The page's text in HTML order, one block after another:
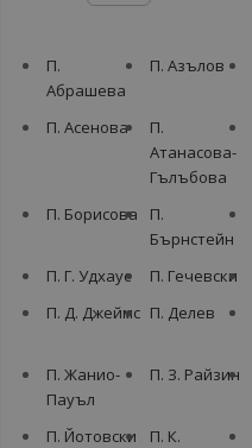
П.
Абрашева
П. Азълов
П. Асенова
П.
Атанасова-
Гълъбова
П. Борисова
П.
Бърнстейн
П. Г. Удхаус П. Гечевски
П. Д. Джеймс П. Делев
П. Жанио-
Пауъл
П. З. Райзин
П. Йотовски
П. К.